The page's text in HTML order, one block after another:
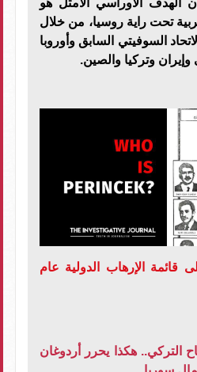
تحت راية روسيا، من خلال
السوفيتي السابق وأوروبا
وتركيا والصين.
قائمة الإرهاب الدولية عام
التركي.. هكذا يحرر أردوغان